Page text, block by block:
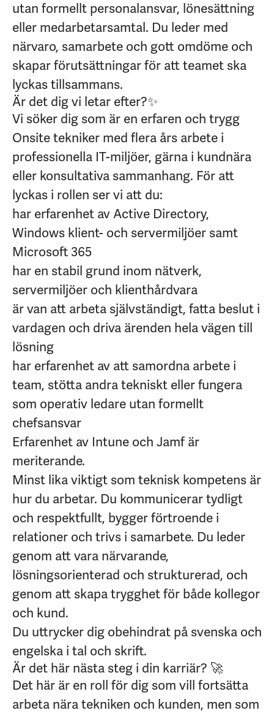
utan formellt personalansvar, lönesättning
eller medarbetarsamtal. Du leder med
närvaro, samarbete och gott omdöme och
skapar förutsättningar för att teamet ska
lyckas tillsammans.
Är det dig vi letar efter?✨
Vi söker dig som är en erfaren och trygg
Onsite tekniker med flera års arbete i
professionella IT-miljöer, gärna i kundnära
eller konsultativa sammanhang. För att
lyckas i rollen ser vi att du:
har erfarenhet av Active Directory,
Windows klient- och servermiljöer samt
Microsoft 365
har en stabil grund inom nätverk,
servermiljöer och klienthårdvara
är van att arbeta självständigt, fatta beslut i
vardagen och driva ärenden hela vägen till
lösning
har erfarenhet av att samordna arbete i
team, stötta andra tekniskt eller fungera
som operativ ledare utan formellt
chefsansvar
Erfarenhet av Intune och Jamf är
meriterande.
Minst lika viktigt som teknisk kompetens är
hur du arbetar. Du kommunicerar tydligt
och respektfullt, bygger förtroende i
relationer och trivs i samarbete. Du leder
genom att vara närvarande,
lösningsorienterad och strukturerad, och
genom att skapa trygghet för både kollegor
och kund.
Du uttrycker dig obehindrat på svenska och
engelska i tal och skrift.
Är det här nästa steg i din karriär? 🚀
Det här är en roll för dig som vill fortsätta
arbeta nära tekniken och kunden, men som